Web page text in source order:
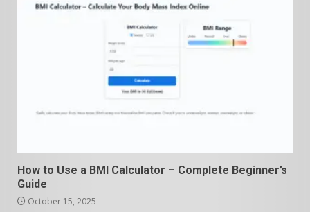
How to Use a BMI Calculator – Complete Beginner’s
Guide
October 15, 2025